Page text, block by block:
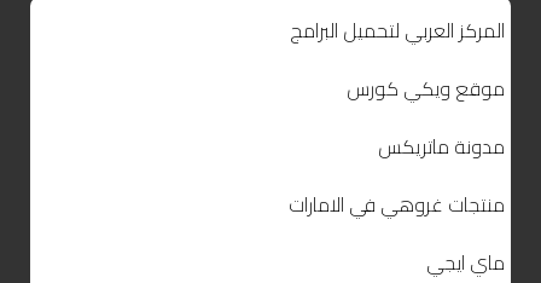
المركز العربي لتحميل البرامج
موقع ويكي كورس
مدونة ماتريكس
منتجات غروهي في الامارات
ماي ايجي